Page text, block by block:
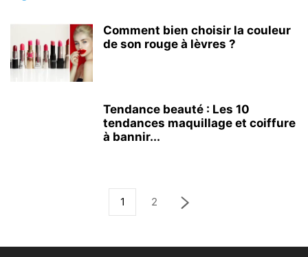
Comment bien choisir la couleur
de son rouge à lèvres ?
Tendance beauté : Les 10
tendances maquillage et coiffure
à bannir...
1 2